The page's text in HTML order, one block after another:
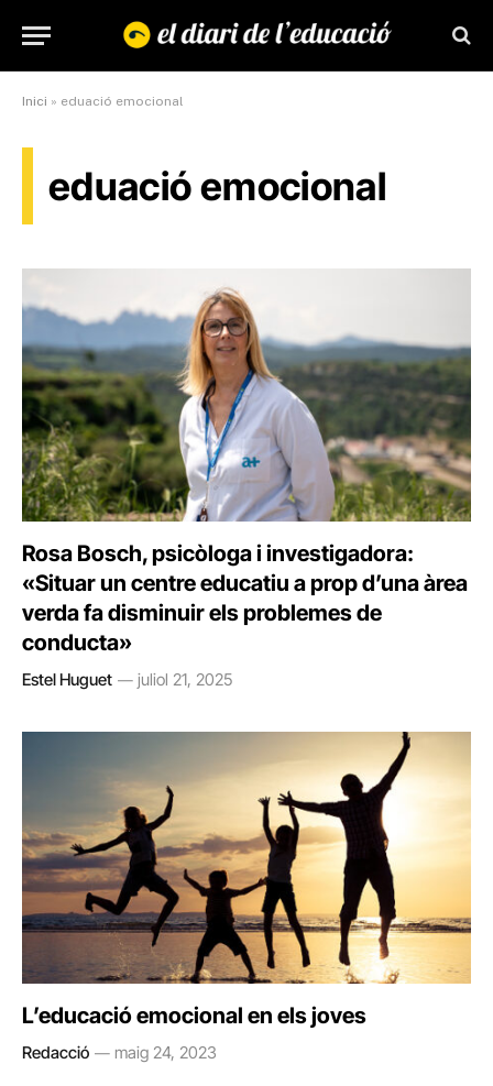
Inici » eduació emocional
eduació emocional
Rosa Bosch, psicòloga i investigadora:
«Situar un centre educatiu a prop d’una àrea
verda fa disminuir els problemes de
conducta»
Estel Huguet juliol 21, 2025
L’educació emocional en els joves
Redacció maig 24, 2023